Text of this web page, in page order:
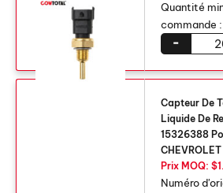
Quantité
commande :
-
Capteur De
Liquide De
15326388
Prix ​​MOQ:
Numéro